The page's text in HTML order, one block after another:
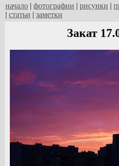
начало | фотографии | рисунки |
| статьи | заметки
Закат